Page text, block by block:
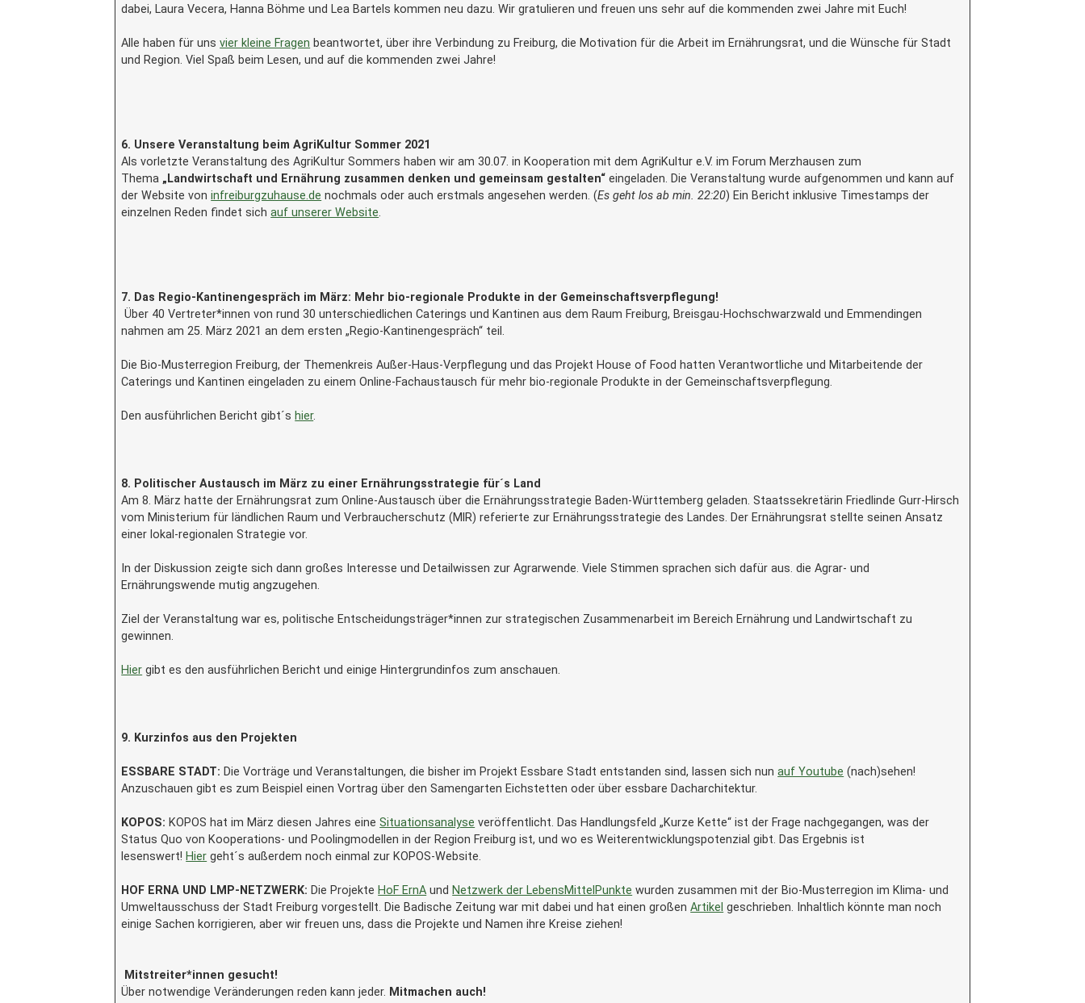
dabei, Laura Vecera, Hanna Böhme und Lea Bartels kommen neu dazu. Wir gratulieren und freuen uns sehr auf die kommenden zwei Jahre mit Euch!
Alle haben für unsvier kleine Fragen beantwortet, über ihre Verbindung zu Freiburg, die Motivation für die Arbeit im Ernährungsrat, und die Wünsche für Stadt
und Region. Viel Spaß beim Lesen, und auf die kommenden zwei Jahre!
6. Unsere Veranstaltung beim AgriKultur Sommer 2021
Als vorletzte Veranstaltung des AgriKultur Sommers haben wir am 30.07. in Kooperation mit dem AgriKultur e.V. im Forum Merzhausen zum
Thema „Landwirtschaft und Ernährung zusammen denken und gemeinsam gestalten“eingeladen. Die Veranstaltung wurde aufgenommen und kann auf
der Website voninfreiburgzuhause.de nochmals oder auch erstmals angesehen werden. (Es geht los ab min. 22:20) Ein Bericht inklusive Timestamps der
einzelnen Reden findet sichauf unserer Website.
7. Das Regio-Kantinengespräch im März: Mehr bio-regionale Produkte in der Gemeinschaftsverpflegung!
Über 40 Vertreter*innen von rund 30 unterschiedlichen Caterings und Kantinen aus dem Raum Freiburg, Breisgau-Hochschwarzwald und Emmendingen
nahmen am 25. März 2021 an dem ersten „Regio-Kantinengespräch“ teil.
Die Bio-Musterregion Freiburg, der Themenkreis Außer-Haus-Verpflegung und das Projekt House of Food hatten Verantwortliche und Mitarbeitende der
Caterings und Kantinen eingeladen zu einem Online-Fachaustausch für mehr bio-regionale Produkte in der Gemeinschaftsverpflegung.
Den ausführlichen Bericht gibt´s hier.
8. Politischer Austausch im März zu einer Ernährungsstrategie für´s Land
Am 8. März hatte der Ernährungsrat zum Online-Austausch über die Ernährungsstrategie Baden-Württemberg geladen. Staatssekretärin Friedlinde Gurr-Hirsch
vom Ministerium für ländlichen Raum und Verbraucherschutz (MlR) referierte zur Ernährungsstrategie des Landes. Der Ernährungsrat stellte seinen Ansatz
einer lokal-regionalen Strategie vor.
In der Diskussion zeigte sich dann großes Interesse und Detailwissen zur Agrarwende. Viele Stimmen sprachen sich dafür aus. die Agrar- und
Ernährungswende mutig angzugehen.
Ziel der Veranstaltung war es, politische Entscheidungsträger*innen zur strategischen Zusammenarbeit im Bereich Ernährung und Landwirtschaft zu
gewinnen.
Hier gibt es den ausführlichen Bericht und einige Hintergrundinfos zum anschauen.
9. Kurzinfos aus den Projekten
ESSBARE STADT: Die Vorträge und Veranstaltungen, die bisher im Projekt Essbare Stadt entstanden sind, lassen sich nunauf Youtube (nach)sehen!
Anzuschauen gibt es zum Beispiel einen Vortrag über den Samengarten Eichstetten oder über essbare Dacharchitektur.
KOPOS: KOPOS hat im März diesen Jahres eineSituationsanalyse veröffentlicht. Das Handlungsfeld „Kurze Kette“ ist der Frage nachgegangen, was der
Status Quo von Kooperations- und Poolingmodellen in der Region Freiburg ist, und wo es Weiterentwicklungspotenzial gibt. Das Ergebnis ist
lesenswert! Hier geht´s außerdem noch einmal zur KOPOS-Website.
HOF ERNA UND LMP-NETZWERK: Die Projekte HoF ErnA und Netzwerk der LebensMittelPunkte wurden zusammen mit der Bio-Musterregion im Klima- und
Umweltausschuss der Stadt Freiburg vorgestellt. Die Badische Zeitung war mit dabei und hat einen großenArtikel geschrieben. Inhaltlich könnte man noch
einige Sachen korrigieren, aber wir freuen uns, dass die Projekte und Namen ihre Kreise ziehen!
Mitstreiter*innen gesucht!
Über notwendige Veränderungen reden kann jeder. Mitmachen auch!